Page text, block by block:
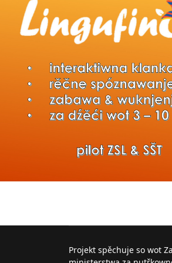
Projekt spěchuje so wot